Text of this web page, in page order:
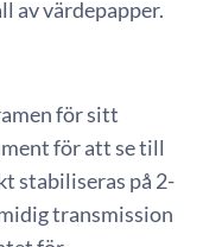
av värdepapper.
för sitt
för att se till
stabiliseras på 2-
transmission